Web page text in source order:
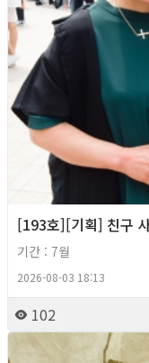
[193호][기획] 친구
기간 : 7월
2026-08-03 18:13
102